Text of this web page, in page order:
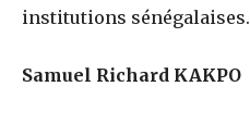
institutions sénégalaises.
Samuel Richard KAKPO